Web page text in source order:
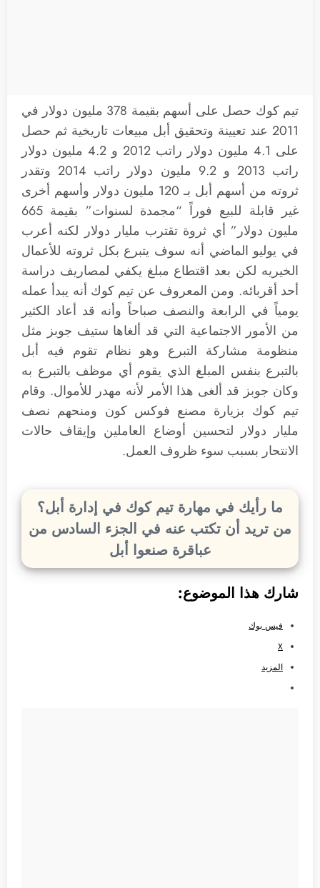
تيم كوك حصل على أسهم بقيمة 378 مليون دولار في
2011 عند تعيينة وتحقيق أبل مبيعات تاريخية ثم حصل
على 4.1 مليون دولار راتب 2012 و 4.2 مليون دولار
راتب 2013 و 9.2 مليون دولار راتب 2014 وتقدر
ثروته من أسهم أبل بـ 120 مليون دولار وأسهم أخرى
غير قابلة للبيع فوراً “مجمدة لسنوات” بقيمة 665
مليون دولار” أي ثروة تقترب مليار دولار لكنه أعرب
في يوليو الماضي أنه سوف يتبرع بكل ثروته للأعمال
الخيريه لكن بعد اقتطاع مبلغ يكفي لمصاريف دراسة
أحد أقربائه. ومن المعروف عن تيم كوك أنه يبدأ عمله
يومياً في الرابعة والنصف صباحاً وأنه قد أعاد الكثير
من الأمور الاجتماعية التي قد ألغاها ستيف جوبز مثل
منظومة مشاركة التبرع وهو نظام تقوم فيه أبل
بالتبرع بنفس المبلغ الذي يقوم أي موظف بالتبرع به
وكان جوبز قد ألغى هذا الأمر لأنه مهدر للأموال. وقام
تيم كوك بزيارة مصنع فوكس كون ومنحهم نصف
مليار دولار لتحسين أوضاع العاملين وإيقاف حالات
الانتحار بسبب سوء ظروف العمل.
ما رأيك في مهارة تيم كوك في إدارة أبل؟
من تريد أن تكتب عنه في الجزء السادس من
عباقرة صنعوا أبل
شارك هذا الموضوع:
فيس بوك
X
المزيد